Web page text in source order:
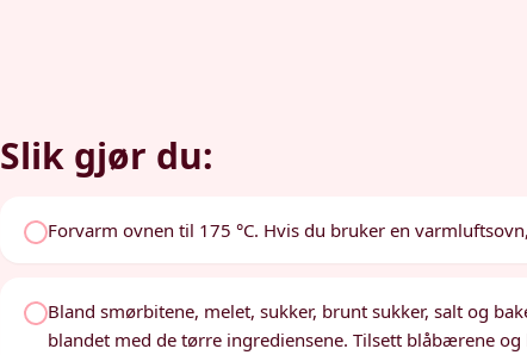
Slik gjør du:
Forvarm ovnen til 175 °C. Hvis du bruker en
Bland smørbitene, melet, sukker, brunt sukker, salt og
blandet med de tørre ingrediensene. Tilsett blåbærene